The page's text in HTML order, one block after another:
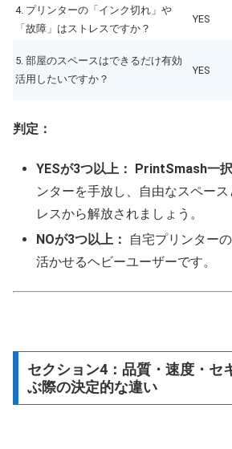
4. プリンターの「インク切れ」や
「故障」はストレスですか？
YES
5. 部屋のスペースはできるだけ有効
活用したいですか？
YES
判定：
YESが3つ以上： PrintSmash一択
ンターを手放し、自由なスペー
レスから解放されましょう。
NOが3つ以上：
自宅プリンター
活かせるヘビーユーザーです。
セクション4：品質・速度・セ
ぶ際の決定的な違い